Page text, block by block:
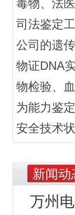
毒物、法
司法鉴定
公司的遗
物证DNA
物检验、
为能力鉴
安全技术
新闻动
万州